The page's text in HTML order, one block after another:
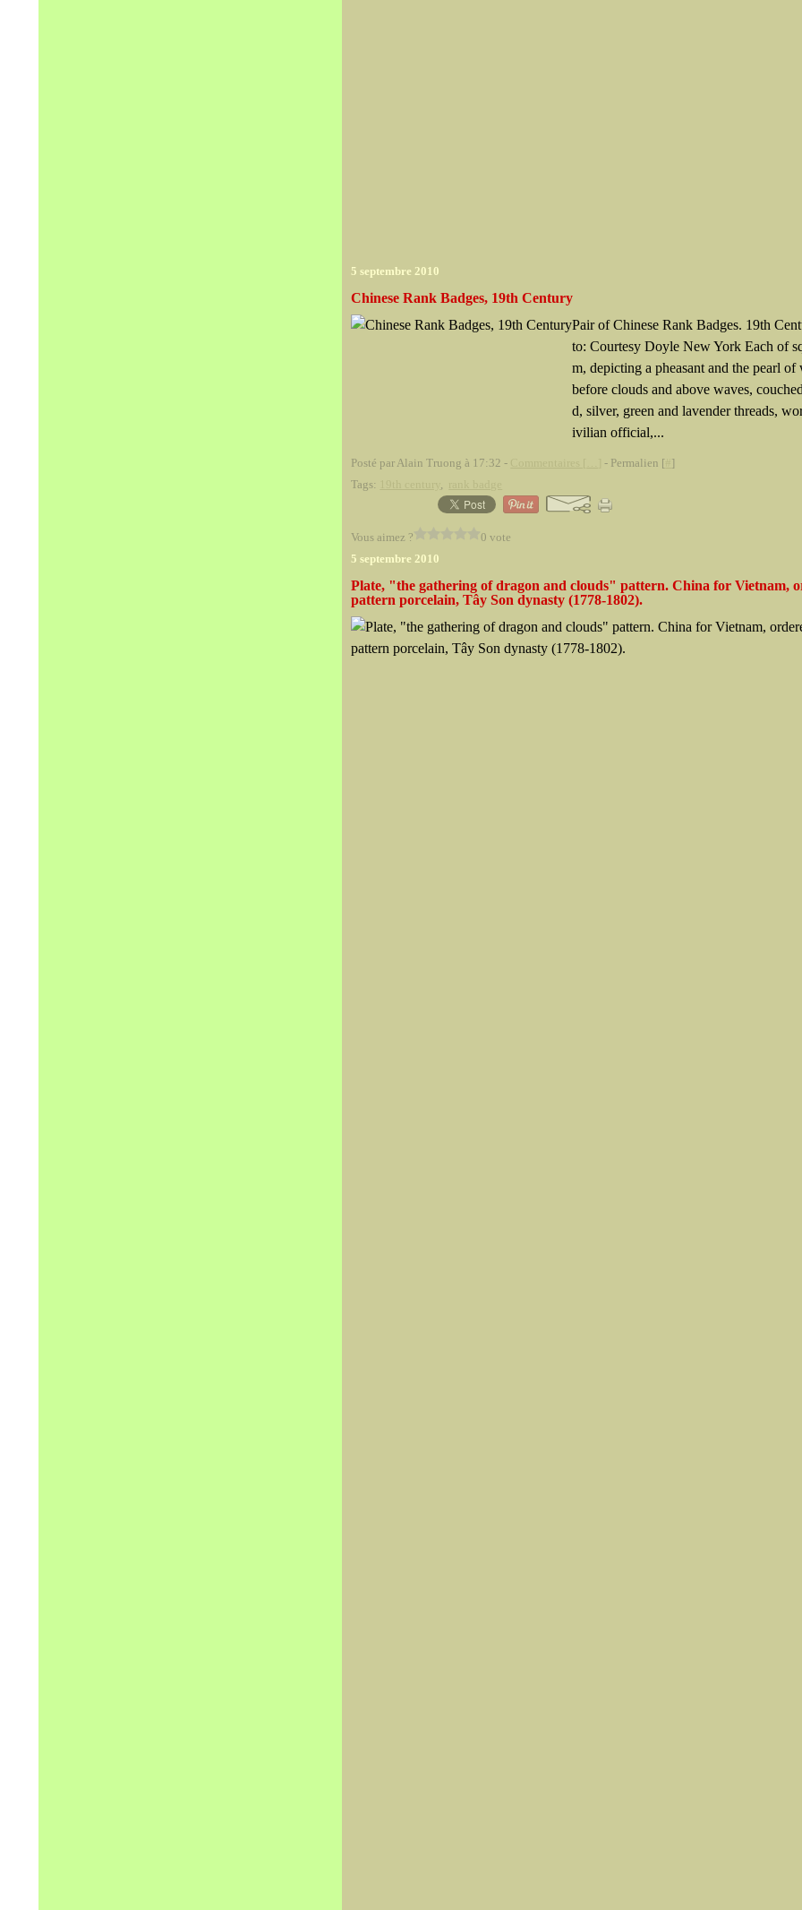
5 septembre 2010
Chinese Rank Badges, 19th Century
Pair of Chinese Rank Badges. 19th
to: Courtesy Doyle New York Each of
m, depicting a pheasant and the pearl of
before clouds and above waves,
d, silver, green and lavender threads,
ivilian official,...
Posté par Alain Truong à 17:32 - - Permalien [ ]
Tags:
,
Vous aimez ?
0 vote
5 septembre 2010
Plate, "the gathering of dragon and clouds" pattern. China for Vietnam,
pattern porcelain, Tây Son dynasty (1778-1802).